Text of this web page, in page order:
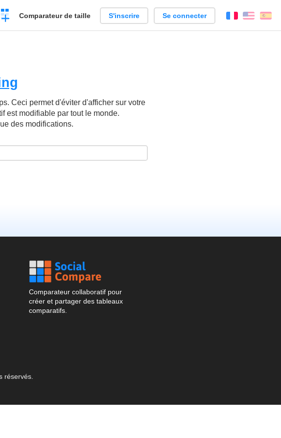
Créer
Comparateur de taille S'inscrire Se connecter FrançaisEnglish
Ceci permet d'éviter d'afficher sur votre
est modifiable par tout le monde.
des modifications.
Comparateur collaboratif pour
créer et partager des tableaux
comparatifs.
réservés.